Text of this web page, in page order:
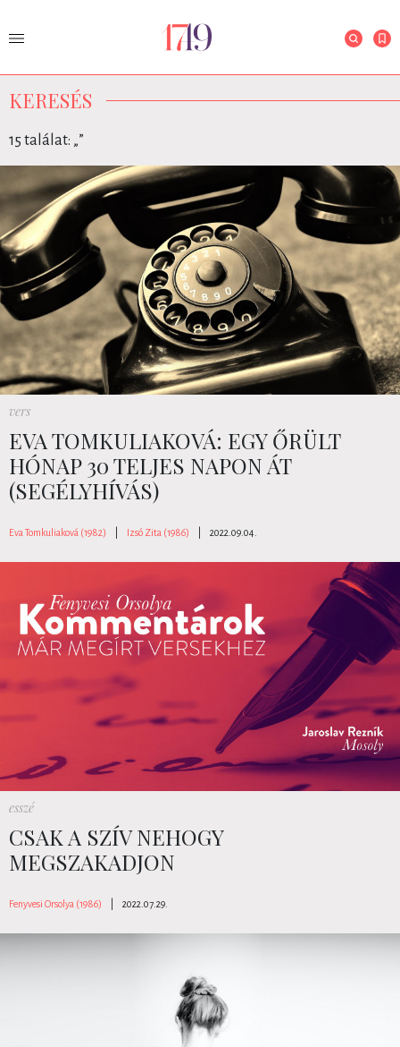
KERESÉS
15 találat: „”
vers
EVA TOMKULIAKOVÁ: EGY ŐRÜLT
HÓNAP 30 TELJES NAPON ÁT
(SEGÉLYHÍVÁS)
Eva Tomkuliaková (1982) Izsó Zita (1986) 2022.09.04.
esszé
CSAK A SZÍV NEHOGY
MEGSZAKADJON
Fenyvesi Orsolya (1986) 2022.07.29.